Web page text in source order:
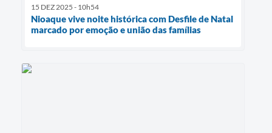
15 DEZ 2025 - 10h54
Nioaque vive noite histórica com Desfile de Natal
marcado por emoção e união das famílias